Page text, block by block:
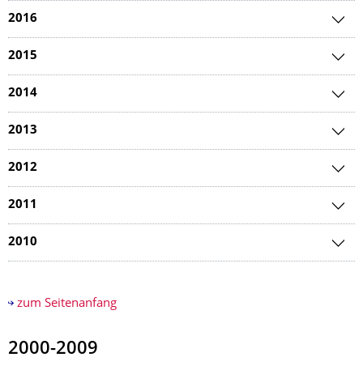
2016
2015
2014
2013
2012
2011
2010
zum Seitenanfang
2000-2009